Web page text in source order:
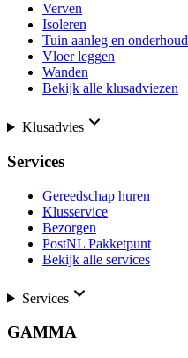
Verven
Isoleren
Tuin aanleg en onderhoud
Vloer leggen
Wanden
Bekijk alle klusadviezen
Klusadvies
Services
Gereedschap huren
Klusservice
Bezorgen
PostNL Pakketpunt
Bekijk alle services
Services
GAMMA